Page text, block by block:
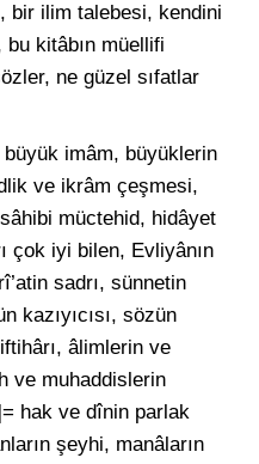
bir ilim talebesi, kendini
bu kitâbın müellifi
ne güzel sıfatlar
büyük imâm, büyüklerin
ve ikrâm çeşmesi,
müctehid, hidâyet
çok iyi bilen, Evliyânın
sadrı, sünnetin
kazıyıcısı, sözün
âlimlerin ve
ve muhaddislerin
hak ve dînin parlak
şeyhi, manâların